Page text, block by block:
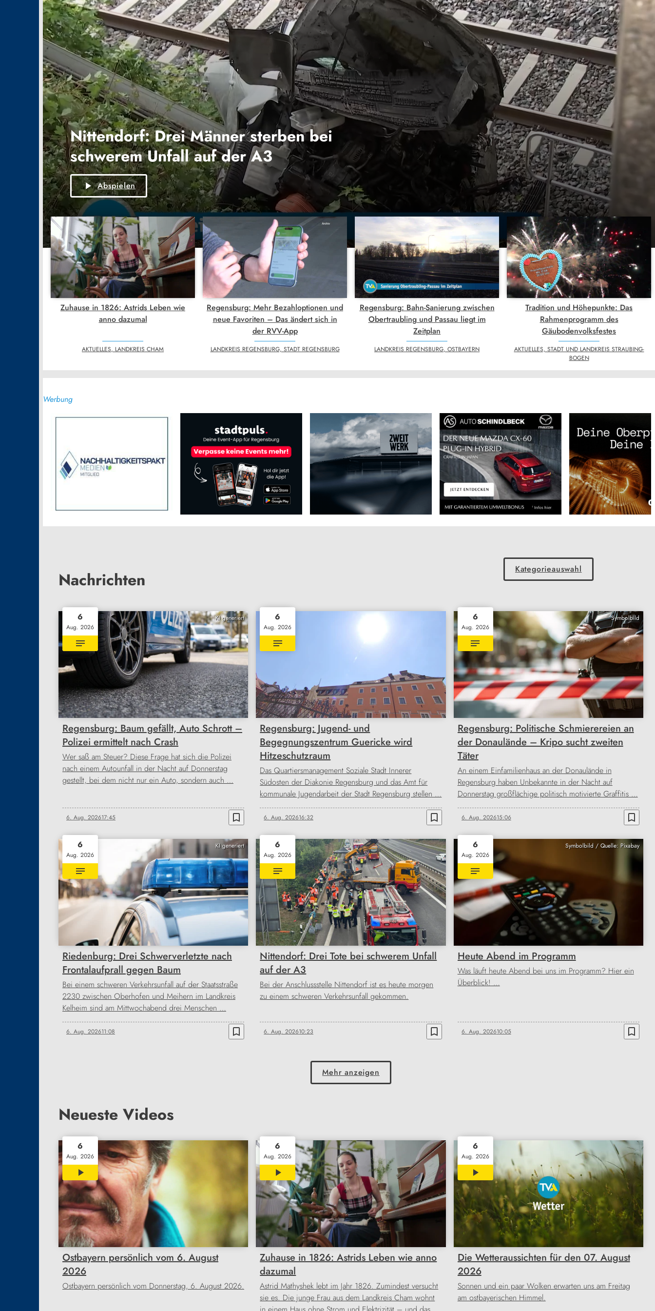
Nittendorf: Drei Männer sterben bei
schwerem Unfall auf der A3
play_arrow Abspielen
Zuhause in 1826: Astrids Leben wie
anno dazumal
AKTUELLES, LANDKREIS CHAM
Regensburg: Mehr Bezahloptionen und
neue Favoriten – Das ändert sich in
der RVV-App
LANDKREIS REGENSBURG, STADT REGENSBURG
Regensburg: Bahn-Sanierung zwischen
Obertraubling und Passau liegt im
Zeitplan
LANDKREIS REGENSBURG, OSTBAYERN
Tradition und Höhepunkte: Das
Rahmenprogramm des
Gäubodenvolksfestes
AKTUELLES, STADT UND LANDKREIS STRAUBING-
BOGEN
Werbung
Nachrichten
Kategorieauswahl
KI generiert
6
Aug. 2026
Regensburg: Baum gefällt, Auto Schrott –
Polizei ermittelt nach Crash
Wer saß am Steuer? Diese Frage hat sich die Polizei
nach einem Autounfall in der Nacht auf Donnerstag
gestellt, bei dem nicht nur ein Auto, sondern auch …
6. Aug. 202617:45 bookmark_border
6
Aug. 2026
Regensburg: Jugend- und
Begegnungszentrum Guericke wird
Hitzeschutzraum
Das Quartiersmanagement Soziale Stadt Innerer
Südosten der Diakonie Regensburg und das Amt für
kommunale Jugendarbeit der Stadt Regensburg stellen …
6. Aug. 202616:32 bookmark_border
Symbolbild
6
Aug. 2026
Regensburg: Politische Schmierereien an
der Donaulände – Kripo sucht zweiten
Täter
An einem Einfamilienhaus an der Donaulände in
Regensburg haben Unbekannte in der Nacht auf
Donnerstag großflächige politisch motivierte Graffitis …
6. Aug. 202615:06 bookmark_border
KI generiert
6
Aug. 2026
Riedenburg: Drei Schwerverletzte nach
Frontalaufprall gegen Baum
Bei einem schweren Verkehrsunfall auf der Staatsstraße
2230 zwischen Oberhofen und Meihern im Landkreis
Kelheim sind am Mittwochabend drei Menschen …
6. Aug. 202611:08 bookmark_border
6
Aug. 2026
Nittendorf: Drei Tote bei schwerem Unfall
auf der A3
Bei der Anschlussstelle Nittendorf ist es heute morgen
zu einem schweren Verkehrsunfall gekommen.
6. Aug. 202610:23 bookmark_border
Symbolbild / Quelle: Pixabay
6
Aug. 2026
Heute Abend im Programm
Was läuft heute Abend bei uns im Programm? Hier ein
Überblick! …
6. Aug. 202610:05 bookmark_border
Mehr anzeigen
Neueste Videos
6
Aug. 2026
15:07
Ostbayern persönlich vom 6. August
2026
Ostbayern persönlich vom Donnerstag, 6. August 2026.
6
Aug. 2026
02:18
Zuhause in 1826: Astrids Leben wie anno
dazumal
Astrid Mathyshek lebt im Jahr 1826. Zumindest versucht
sie es. Die junge Frau aus dem Landkreis Cham wohnt
6
Aug. 2026
01:31
Die Wetteraussichten für den 07. August
2026
Sonnen und ein paar Wolken erwarten uns am Freitag
am ostbayerischen Himmel.